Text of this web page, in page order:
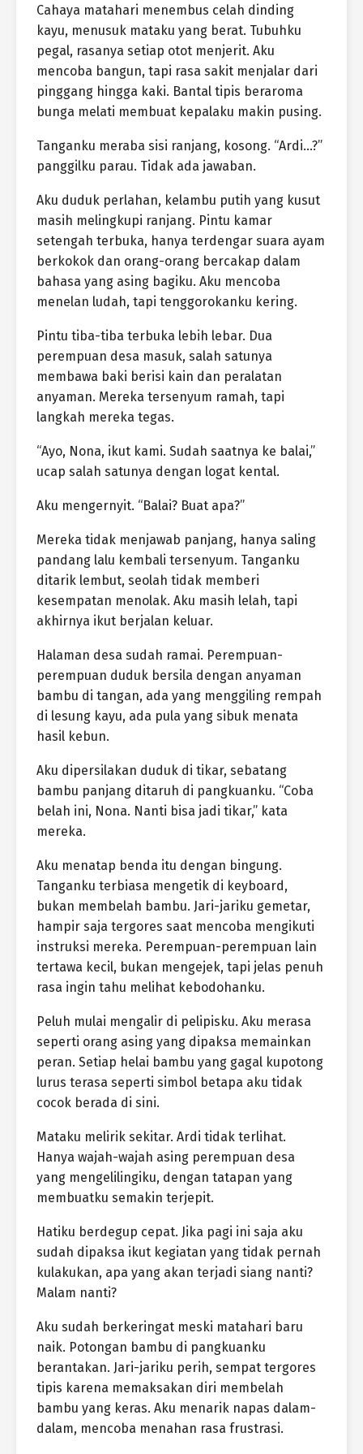
Cahaya matahari menembus celah dinding
kayu, menusuk mataku yang berat. Tubuhku
pegal, rasanya setiap otot menjerit. Aku
mencoba bangun, tapi rasa sakit menjalar dari
pinggang hingga kaki. Bantal tipis beraroma
bunga melati membuat kepalaku makin pusing.
Tanganku meraba sisi ranjang, kosong. “Ardi…?”
panggilku parau. Tidak ada jawaban.
Aku duduk perlahan, kelambu putih yang kusut
masih melingkupi ranjang. Pintu kamar
setengah terbuka, hanya terdengar suara ayam
berkokok dan orang-orang bercakap dalam
bahasa yang asing bagiku. Aku mencoba
menelan ludah, tapi tenggorokanku kering.
Pintu tiba-tiba terbuka lebih lebar. Dua
perempuan desa masuk, salah satunya
membawa baki berisi kain dan peralatan
anyaman. Mereka tersenyum ramah, tapi
langkah mereka tegas.
“Ayo, Nona, ikut kami. Sudah saatnya ke balai,”
ucap salah satunya dengan logat kental.
Aku mengernyit. “Balai? Buat apa?”
Mereka tidak menjawab panjang, hanya saling
pandang lalu kembali tersenyum. Tanganku
ditarik lembut, seolah tidak memberi
kesempatan menolak. Aku masih lelah, tapi
akhirnya ikut berjalan keluar.
Halaman desa sudah ramai. Perempuan-
perempuan duduk bersila dengan anyaman
bambu di tangan, ada yang menggiling rempah
di lesung kayu, ada pula yang sibuk menata
hasil kebun.
Aku dipersilakan duduk di tikar, sebatang
bambu panjang ditaruh di pangkuanku. “Coba
belah ini, Nona. Nanti bisa jadi tikar,” kata
mereka.
Aku menatap benda itu dengan bingung.
Tanganku terbiasa mengetik di keyboard,
bukan membelah bambu. Jari-jariku gemetar,
hampir saja tergores saat mencoba mengikuti
instruksi mereka. Perempuan-perempuan lain
tertawa kecil, bukan mengejek, tapi jelas penuh
rasa ingin tahu melihat kebodohanku.
Peluh mulai mengalir di pelipisku. Aku merasa
seperti orang asing yang dipaksa memainkan
peran. Setiap helai bambu yang gagal kupotong
lurus terasa seperti simbol betapa aku tidak
cocok berada di sini.
Mataku melirik sekitar. Ardi tidak terlihat.
Hanya wajah-wajah asing perempuan desa
yang mengelilingiku, dengan tatapan yang
membuatku semakin terjepit.
Hatiku berdegup cepat. Jika pagi ini saja aku
sudah dipaksa ikut kegiatan yang tidak pernah
kulakukan, apa yang akan terjadi siang nanti?
Malam nanti?
Aku sudah berkeringat meski matahari baru
naik. Potongan bambu di pangkuanku
berantakan. Jari-jariku perih, sempat tergores
tipis karena memaksakan diri membelah
bambu yang keras. Aku menarik napas dalam-
dalam, mencoba menahan rasa frustrasi.